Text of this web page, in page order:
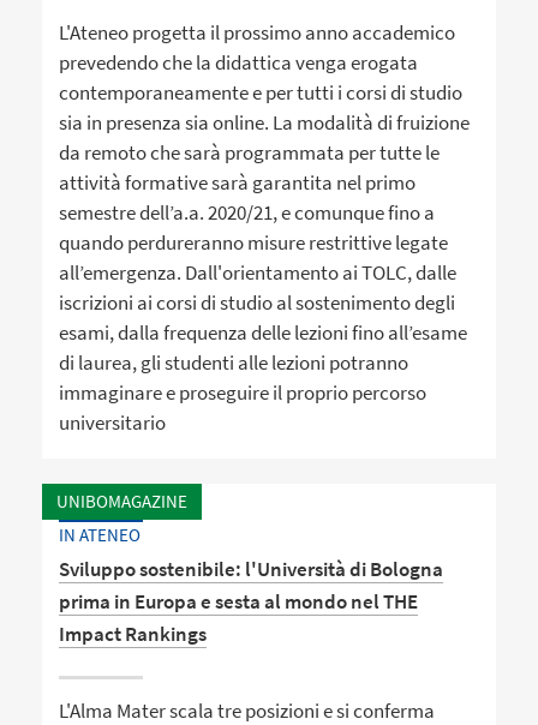
L'Ateneo progetta il prossimo anno accademico
prevedendo che la didattica venga erogata
contemporaneamente e per tutti i corsi di studio
sia in presenza sia online. La modalità di fruizione
da remoto che sarà programmata per tutte le
attività formative sarà garantita nel primo
semestre dell’a.a. 2020/21, e comunque fino a
quando perdureranno misure restrittive legate
all’emergenza. Dall'orientamento ai TOLC, dalle
iscrizioni ai corsi di studio al sostenimento degli
esami, dalla frequenza delle lezioni fino all’esame
di laurea, gli studenti alle lezioni potranno
immaginare e proseguire il proprio percorso
universitario
UNIBOMAGAZINE
IN ATENEO
Sviluppo sostenibile: l'Università di Bologna
prima in Europa e sesta al mondo nel THE
Impact Rankings
L'Alma Mater scala tre posizioni e si conferma